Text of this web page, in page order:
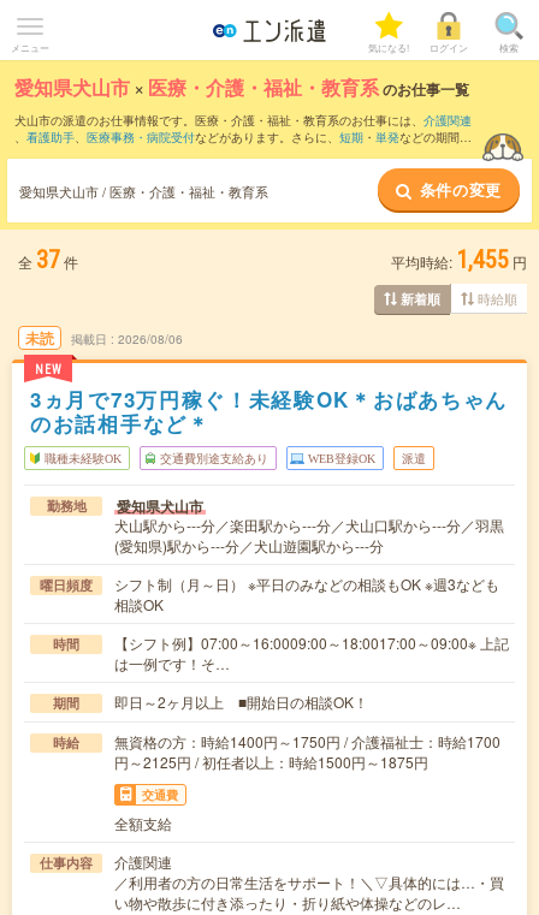
メニュー 気になる! ログイン 検索
愛知県犬山市 × 医療・介護・福祉・教育系のお仕事一覧
犬山市の派遣のお仕事情報です。医療・介護・福祉・教育系のお仕事には、 介護関連
、 看護助手、 医療事務・病院受付などがあります。さらに、 短期 ・ 単発などの期間
愛知県犬山市 / 医療・介護・福祉・教育系 条件の変更
全 37件 平均時給: 1,455 円
新着順 時給順
未読
NEW
掲載日 2026/08/06
3ヵ月で73万円稼ぐ！未経験OK＊おばあちゃん
のお話相手など＊
職種未経験OK 交通費別途支給あり WEB登録OK 派遣
勤務地 愛知県犬山市
犬山駅から---分／楽田駅から---分／犬山口駅から---分／羽黒
(愛知県)駅から---分／犬山遊園駅から---分
曜日頻度
シフト制（月～日） ※平日のみなどの相談もOK ※週3なども
相談OK
時間
【シフト例】07:00～16:0009:00～18:0017:00～09:00※ 上記
は一例です！そ…
期間 即日～2ヶ月以上 ■開始日の相談OK！
時給
無資格の方：時給1400円～1750円 / 介護福祉士：時給1700
円～2125円 / 初任者以上：時給1500円～1875円
交通費
全額支給
仕事内容
介護関連
／利用者の方の日常生活をサポート！＼▽具体的には…・買
い物や散歩に付き添ったり・折り紙や体操などのレ…